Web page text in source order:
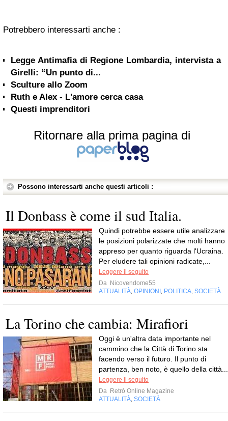
Potrebbero interessarti anche :
Legge Antimafia di Regione Lombardia, intervista a
Girelli: “Un punto di...
Sculture allo Zoom
Ruth e Alex - L'amore cerca casa
Questi imprenditori
Ritornare alla prima pagina di
Possono interessarti anche questi articoli :
Il Donbass è come il sud Italia.
Quindi potrebbe essere utile analizzare
le posizioni polarizzate che molti hanno
appreso per quanto riguarda l'Ucraina.
Per eludere tali opinioni radicate,...
Leggere il seguito
Da Nicovendome55
ATTUALITÀ OPINIONI POLITICA SOCIETÀ
La Torino che cambia: Mirafiori
Oggi è un'altra data importante nel
cammino che la Città di Torino sta
facendo verso il futuro. Il punto di
partenza, ben noto, è quello della città...
Leggere il seguito
Da Retrò Online Magazine
ATTUALITÀ SOCIETÀ